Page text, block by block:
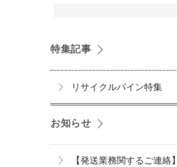
特集記事
リサイクルパイン特集
お知らせ
【発送業務関するご連絡】